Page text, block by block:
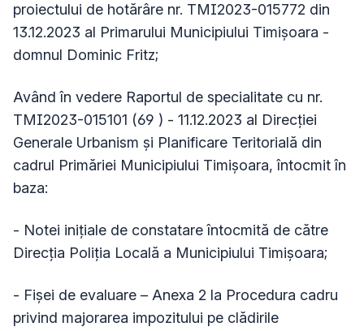
proiectului de hotărâre nr. TMI2023-015772 din
13.12.2023 al Primarului Municipiului Timișoara -
domnul Dominic Fritz;
Având în vedere Raportul de specialitate cu nr.
TMI2023-015101 (69 ) - 11.12.2023 al Direcției
Generale Urbanism și Planificare Teritorială din
cadrul Primăriei Municipiului Timișoara, întocmit în
baza:
- Notei inițiale de constatare întocmită de către
Direcţia Poliţia Locală a Municipiului Timișoara;
- Fișei de evaluare – Anexa 2 la Procedura cadru
privind majorarea impozitului pe clădirile